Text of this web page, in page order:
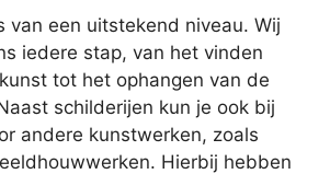
van een uitstekend niveau. Wij
iedere stap, van het vinden
tot het ophangen van de
schilderijen kun je ook bij
andere kunstwerken, zoals
Hierbij hebben